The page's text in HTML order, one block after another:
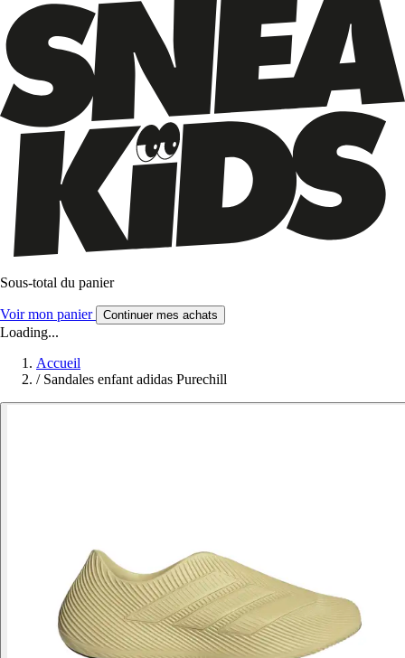
Sous-total du panier
Voir mon panier Continuer mes achats
Loading...
Accueil
/ Sandales enfant adidas Purechill